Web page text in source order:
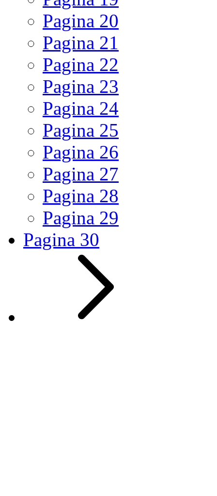
Pagina 20
Pagina 21
Pagina 22
Pagina 23
Pagina 24
Pagina 25
Pagina 26
Pagina 27
Pagina 28
Pagina 29
Pagina 30